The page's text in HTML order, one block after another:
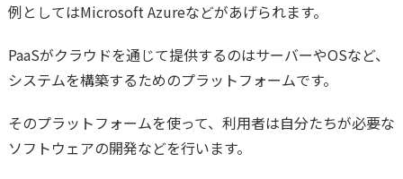
例としてはMicrosoft Azureなどがあげられます。
PaaSがクラウドを通じて提供するのはサーバーやOSなど、
システムを構築するためのプラットフォームです。
そのプラットフォームを使って、利用者は自分たちが必要な
ソフトウェアの開発などを行います。